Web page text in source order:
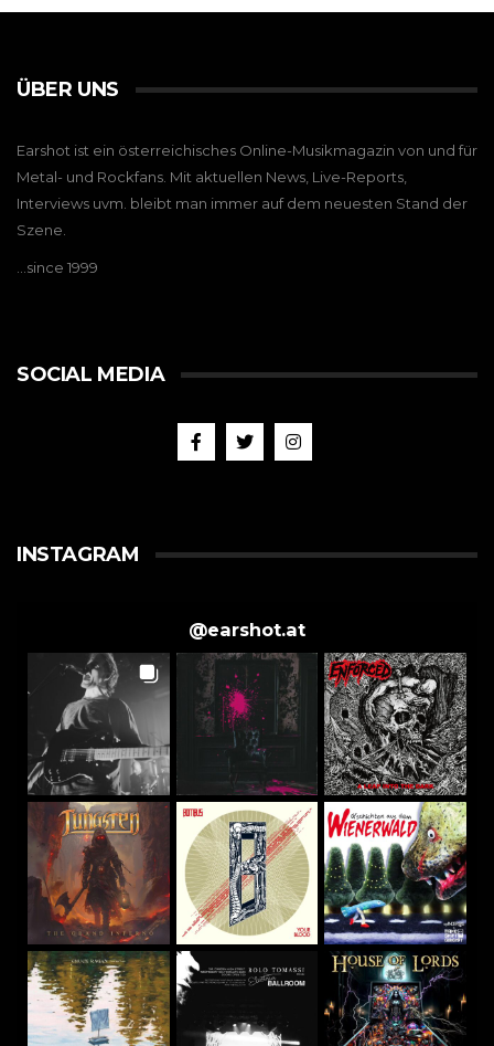
ÜBER UNS
Earshot ist ein österreichisches Online-Musikmagazin von und für
Metal- und Rockfans. Mit aktuellen News, Live-Reports,
Interviews uvm. bleibt man immer auf dem neuesten Stand der
Szene.
…since 1999
SOCIAL MEDIA
INSTAGRAM
@earshot.at